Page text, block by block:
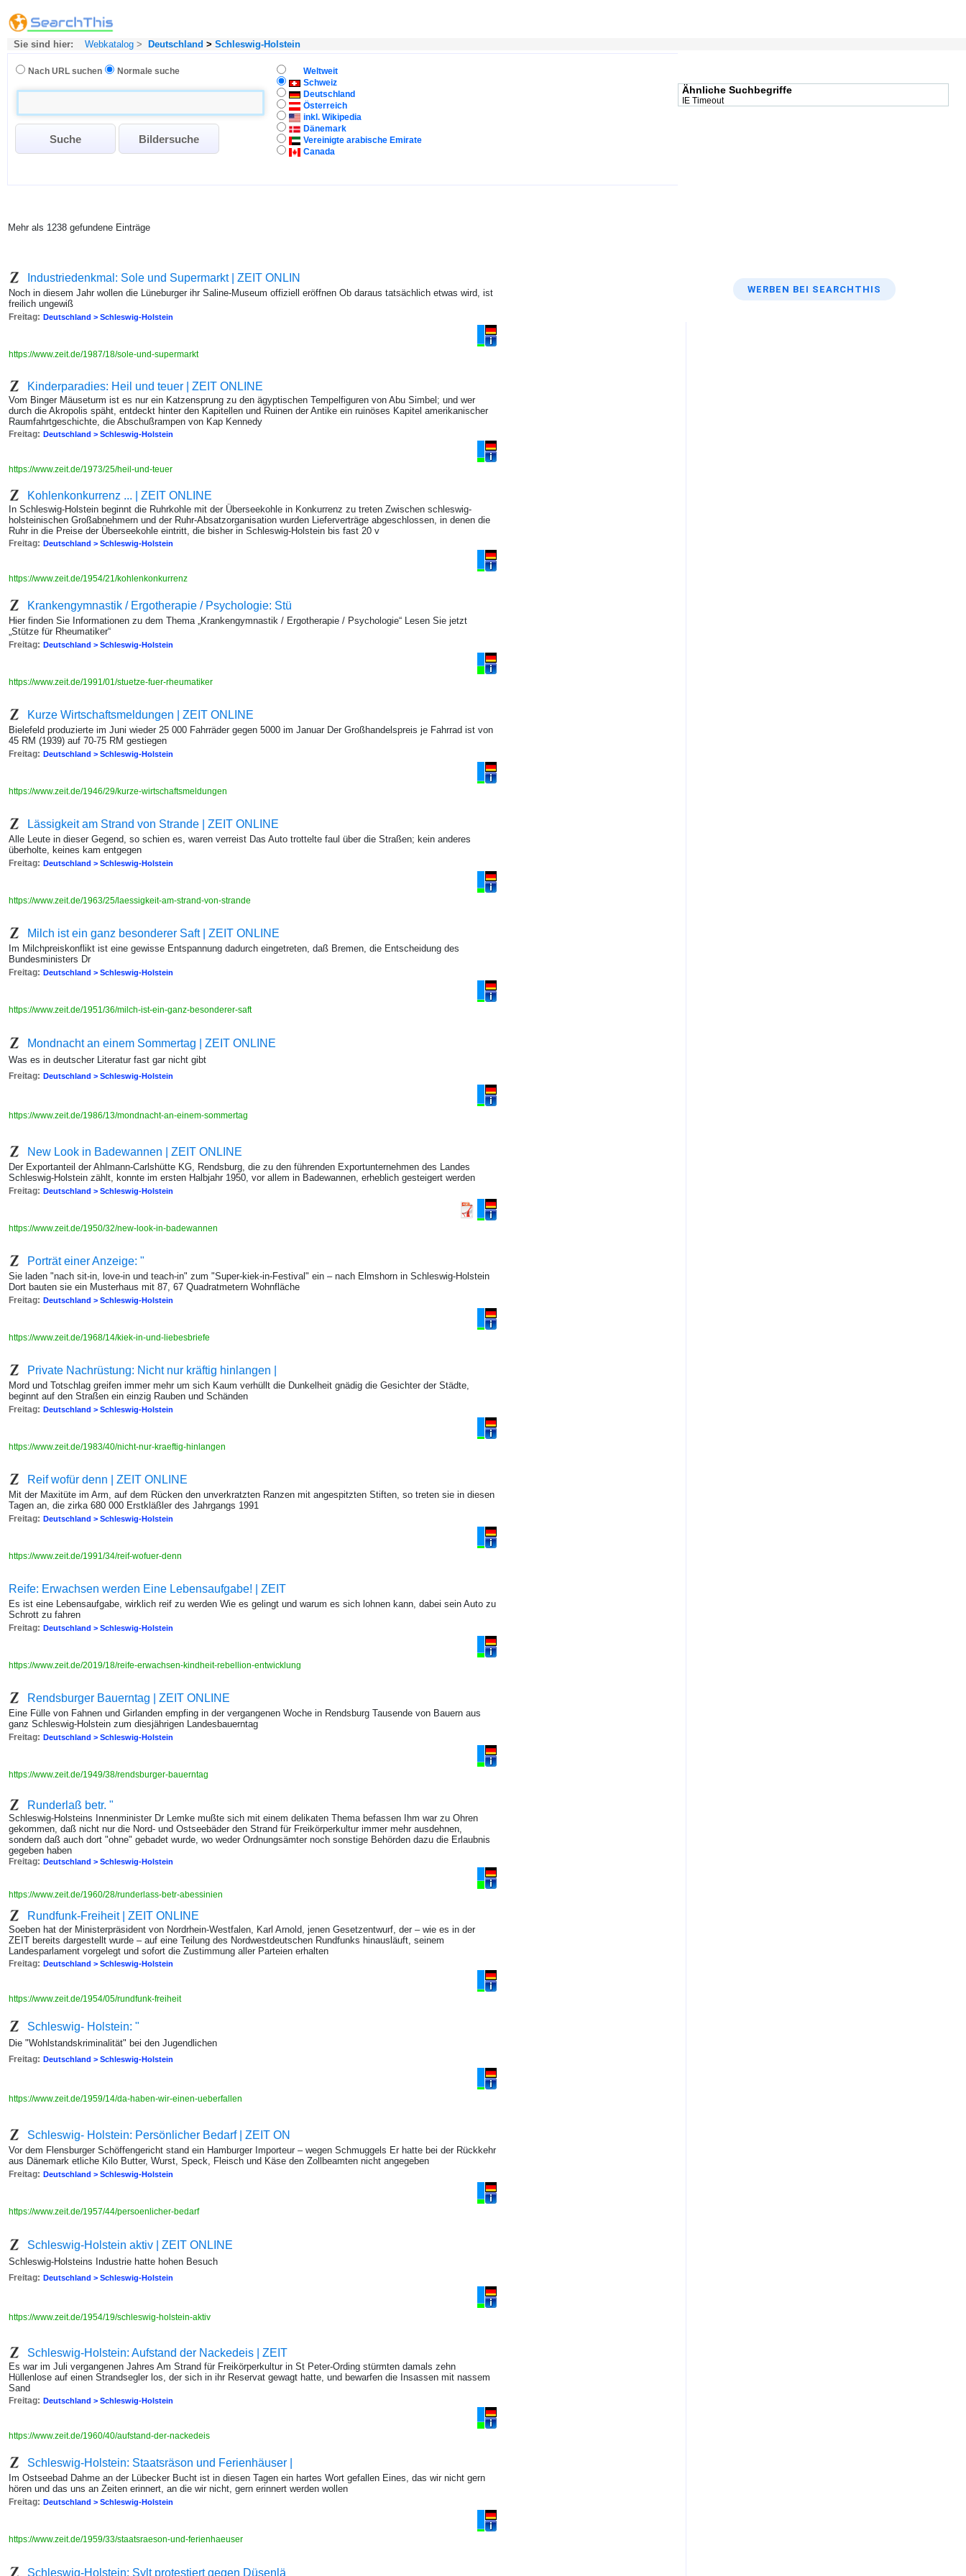
Sie sind hier: Webkatalog > Deutschland > Schleswig-Holstein
Nach URL suchen Normale suche
Weltweit
Schweiz
Deutschland
Österreich
inkl. Wikipedia
Dänemark
Vereinigte arabische Emirate
Canada
Mehr als 1238 gefundene Einträge
Industriedenkmal: Sole und Supermarkt | ZEIT ONLIN
Noch in diesem Jahr wollen die Lüneburger ihr Saline-Museum offiziell eröffnen Ob daraus tatsächlich etwas wird, ist
freilich ungewiß
Freitag: Deutschland > Schleswig-Holstein
https://www.zeit.de/1987/18/sole-und-supermarkt
Kinderparadies: Heil und teuer | ZEIT ONLINE
Vom Binger Mäuseturm ist es nur ein Katzensprung zu den ägyptischen Tempelfiguren von Abu Simbel; und wer
durch die Akropolis späht, entdeckt hinter den Kapitellen und Ruinen der Antike ein ruinöses Kapitel amerikanischer
Raumfahrtgeschichte, die Abschußrampen von Kap Kennedy
Freitag: Deutschland > Schleswig-Holstein
https://www.zeit.de/1973/25/heil-und-teuer
Kohlenkonkurrenz ... | ZEIT ONLINE
In Schleswig-Holstein beginnt die Ruhrkohle mit der Überseekohle in Konkurrenz zu treten Zwischen schleswig-
holsteinischen Großabnehmern und der Ruhr-Absatzorganisation wurden Lieferverträge abgeschlossen, in denen die
Ruhr in die Preise der Überseekohle eintritt, die bisher in Schleswig-Holstein bis fast 20 v
Freitag: Deutschland > Schleswig-Holstein
https://www.zeit.de/1954/21/kohlenkonkurrenz
Krankengymnastik / Ergotherapie / Psychologie: Stü
Hier finden Sie Informationen zu dem Thema „Krankengymnastik / Ergotherapie / Psychologie“ Lesen Sie jetzt
„Stütze für Rheumatiker“
Freitag: Deutschland > Schleswig-Holstein
https://www.zeit.de/1991/01/stuetze-fuer-rheumatiker
Kurze Wirtschaftsmeldungen | ZEIT ONLINE
Bielefeld produzierte im Juni wieder 25 000 Fahrräder gegen 5000 im Januar Der Großhandelspreis je Fahrrad ist von
45 RM (1939) auf 70-75 RM gestiegen
Freitag: Deutschland > Schleswig-Holstein
https://www.zeit.de/1946/29/kurze-wirtschaftsmeldungen
Lässigkeit am Strand von Strande | ZEIT ONLINE
Alle Leute in dieser Gegend, so schien es, waren verreist Das Auto trottelte faul über die Straßen; kein anderes
überholte, keines kam entgegen
Freitag: Deutschland > Schleswig-Holstein
https://www.zeit.de/1963/25/laessigkeit-am-strand-von-strande
Milch ist ein ganz besonderer Saft | ZEIT ONLINE
Im Milchpreiskonflikt ist eine gewisse Entspannung dadurch eingetreten, daß Bremen, die Entscheidung des
Bundesministers Dr
Freitag: Deutschland > Schleswig-Holstein
https://www.zeit.de/1951/36/milch-ist-ein-ganz-besonderer-saft
Mondnacht an einem Sommertag | ZEIT ONLINE
Was es in deutscher Literatur fast gar nicht gibt
Freitag: Deutschland > Schleswig-Holstein
https://www.zeit.de/1986/13/mondnacht-an-einem-sommertag
New Look in Badewannen | ZEIT ONLINE
Der Exportanteil der Ahlmann-Carlshütte KG, Rendsburg, die zu den führenden Exportunternehmen des Landes
Schleswig-Holstein zählt, konnte im ersten Halbjahr 1950, vor allem in Badewannen, erheblich gesteigert werden
Freitag: Deutschland > Schleswig-Holstein
https://www.zeit.de/1950/32/new-look-in-badewannen
Porträt einer Anzeige: "
Sie laden "nach sit-in, love-in und teach-in" zum "Super-kiek-in-Festival" ein – nach Elmshorn in Schleswig-Holstein
Dort bauten sie ein Musterhaus mit 87, 67 Quadratmetern Wohnfläche
Freitag: Deutschland > Schleswig-Holstein
https://www.zeit.de/1968/14/kiek-in-und-liebesbriefe
Private Nachrüstung: Nicht nur kräftig hinlangen |
Mord und Totschlag greifen immer mehr um sich Kaum verhüllt die Dunkelheit gnädig die Gesichter der Städte,
beginnt auf den Straßen ein einzig Rauben und Schänden
Freitag: Deutschland > Schleswig-Holstein
https://www.zeit.de/1983/40/nicht-nur-kraeftig-hinlangen
Reif wofür denn | ZEIT ONLINE
Mit der Maxitüte im Arm, auf dem Rücken den unverkratzten Ranzen mit angespitzten Stiften, so treten sie in diesen
Tagen an, die zirka 680 000 Erstkläßler des Jahrgangs 1991
Freitag: Deutschland > Schleswig-Holstein
https://www.zeit.de/1991/34/reif-wofuer-denn
Reife: Erwachsen werden Eine Lebensaufgabe! | ZEIT
Es ist eine Lebensaufgabe, wirklich reif zu werden Wie es gelingt und warum es sich lohnen kann, dabei sein Auto zu
Schrott zu fahren
Freitag: Deutschland > Schleswig-Holstein
https://www.zeit.de/2019/18/reife-erwachsen-kindheit-rebellion-entwicklung
Rendsburger Bauerntag | ZEIT ONLINE
Eine Fülle von Fahnen und Girlanden empfing in der vergangenen Woche in Rendsburg Tausende von Bauern aus
ganz Schleswig-Holstein zum diesjährigen Landesbauerntag
Freitag: Deutschland > Schleswig-Holstein
https://www.zeit.de/1949/38/rendsburger-bauerntag
Runderlaß betr. "
Schleswig-Holsteins Innenminister Dr Lemke mußte sich mit einem delikaten Thema befassen Ihm war zu Ohren
gekommen, daß nicht nur die Nord- und Ostseebäder den Strand für Freikörperkultur immer mehr ausdehnen,
sondern daß auch dort "ohne" gebadet wurde, wo weder Ordnungsämter noch sonstige Behörden dazu die Erlaubnis
gegeben haben
Freitag: Deutschland > Schleswig-Holstein
https://www.zeit.de/1960/28/runderlass-betr-abessinien
Rundfunk-Freiheit | ZEIT ONLINE
Soeben hat der Ministerpräsident von Nordrhein-Westfalen, Karl Arnold, jenen Gesetzentwurf, der – wie es in der
ZEIT bereits dargestellt wurde – auf eine Teilung des Nordwestdeutschen Rundfunks hinausläuft, seinem
Landesparlament vorgelegt und sofort die Zustimmung aller Parteien erhalten
Freitag: Deutschland > Schleswig-Holstein
https://www.zeit.de/1954/05/rundfunk-freiheit
Schleswig- Holstein: "
Die "Wohlstandskriminalität" bei den Jugendlichen
Freitag: Deutschland > Schleswig-Holstein
https://www.zeit.de/1959/14/da-haben-wir-einen-ueberfallen
Schleswig- Holstein: Persönlicher Bedarf | ZEIT ON
Vor dem Flensburger Schöffengericht stand ein Hamburger Importeur – wegen Schmuggels Er hatte bei der Rückkehr
aus Dänemark etliche Kilo Butter, Wurst, Speck, Fleisch und Käse den Zollbeamten nicht angegeben
Freitag: Deutschland > Schleswig-Holstein
https://www.zeit.de/1957/44/persoenlicher-bedarf
Schleswig-Holstein aktiv | ZEIT ONLINE
Schleswig-Holsteins Industrie hatte hohen Besuch
Freitag: Deutschland > Schleswig-Holstein
https://www.zeit.de/1954/19/schleswig-holstein-aktiv
Schleswig-Holstein: Aufstand der Nackedeis | ZEIT
Es war im Juli vergangenen Jahres Am Strand für Freikörperkultur in St Peter-Ording stürmten damals zehn
Hüllenlose auf einen Strandsegler los, der sich in ihr Reservat gewagt hatte, und bewarfen die Insassen mit nassem
Sand
Freitag: Deutschland > Schleswig-Holstein
https://www.zeit.de/1960/40/aufstand-der-nackedeis
Schleswig-Holstein: Staatsräson und Ferienhäuser |
Im Ostseebad Dahme an der Lübecker Bucht ist in diesen Tagen ein hartes Wort gefallen Eines, das wir nicht gern
hören und das uns an Zeiten erinnert, an die wir nicht, gern erinnert werden wollen
Freitag: Deutschland > Schleswig-Holstein
https://www.zeit.de/1959/33/staatsraeson-und-ferienhaeuser
Schleswig-Holstein: Sylt protestiert gegen Düsenlä